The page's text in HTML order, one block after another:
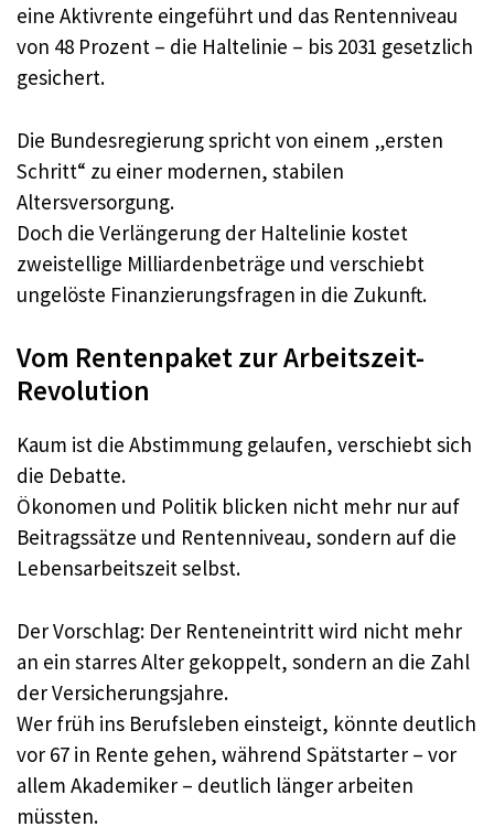
eine Aktivrente eingeführt und das Rentenniveau
von 48 Prozent – die Haltelinie – bis 2031 gesetzlich
gesichert.​
Die Bundesregierung spricht von einem „ersten
Schritt“ zu einer modernen, stabilen
Altersversorgung.​
Doch die Verlängerung der Haltelinie kostet
zweistellige Milliardenbeträge und verschiebt
ungelöste Finanzierungsfragen in die Zukunft.​
Vom Rentenpaket zur Arbeitszeit-
Revolution
Kaum ist die Abstimmung gelaufen, verschiebt sich
die Debatte.​
Ökonomen und Politik blicken nicht mehr nur auf
Beitragssätze und Rentenniveau, sondern auf die
Lebensarbeitszeit selbst.​
Der Vorschlag: Der Renteneintritt wird nicht mehr
an ein starres Alter gekoppelt, sondern an die Zahl
der Versicherungsjahre.​
Wer früh ins Berufsleben einsteigt, könnte deutlich
vor 67 in Rente gehen, während Spätstarter – vor
allem Akademiker – deutlich länger arbeiten
müssten.​